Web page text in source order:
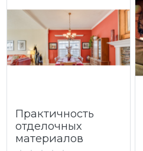
Практичность
отделочных
материалов